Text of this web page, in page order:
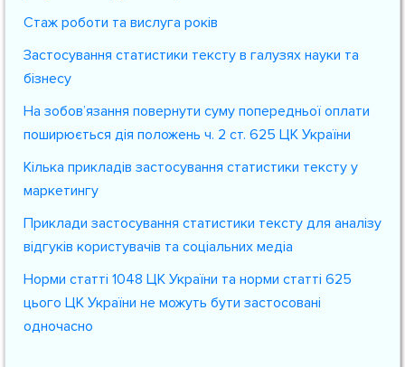
Стаж роботи та вислуга років
Застосування статистики тексту в галузях науки та
бізнесу
На зобов’язання повернути суму попередньої оплати
поширюється дія положень ч. 2 ст. 625 ЦК України
Кілька прикладів застосування статистики тексту у
маркетингу
Приклади застосування статистики тексту для аналізу
відгуків користувачів та соціальних медіа
Норми статті 1048 ЦК України та норми статті 625
цього ЦК України не можуть бути застосовані
одночасно